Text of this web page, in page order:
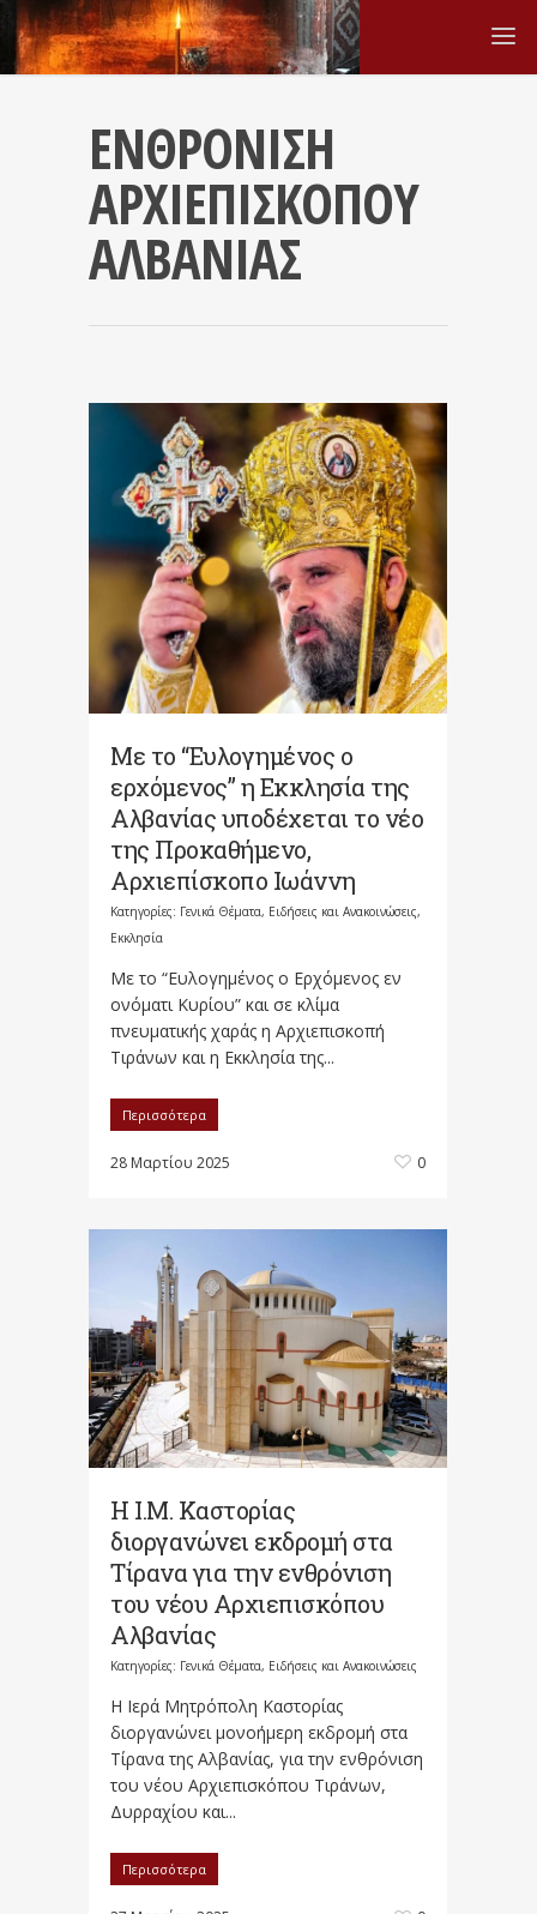
ΕΝΘΡΟΝΙΣΗ
ΑΡΧΙΕΠΙΣΚΟΠΟΥ
ΑΛΒΑΝΙΑΣ
Με το “Ευλογημένος ο
ερχόμενος” η Εκκλησία της
Αλβανίας υποδέχεται το νέο
της Προκαθήμενο,
Αρχιεπίσκοπο Ιωάννη
Κατηγορίες: Γενικά Θέματα, Ειδήσεις και Ανακοινώσεις,
Εκκλησία
Με το “Ευλογημένος ο Ερχόμενος εν
ονόματι Κυρίου” και σε κλίμα
πνευματικής χαράς η Αρχιεπισκοπή
Τιράνων και η Εκκλησία της...
Περισσότερα
28 Μαρτίου 2025 0
Η Ι.Μ. Καστορίας
διοργανώνει εκδρομή στα
Τίρανα για την ενθρόνιση
του νέου Αρχιεπισκόπου
Αλβανίας
Κατηγορίες: Γενικά Θέματα, Ειδήσεις και Ανακοινώσεις
Η Ιερά Μητρόπολη Καστορίας
διοργανώνει μονοήμερη εκδρομή στα
Τίρανα της Αλβανίας, για την ενθρόνιση
του νέου Αρχιεπισκόπου Τιράνων,
Δυρραχίου και...
Περισσότερα